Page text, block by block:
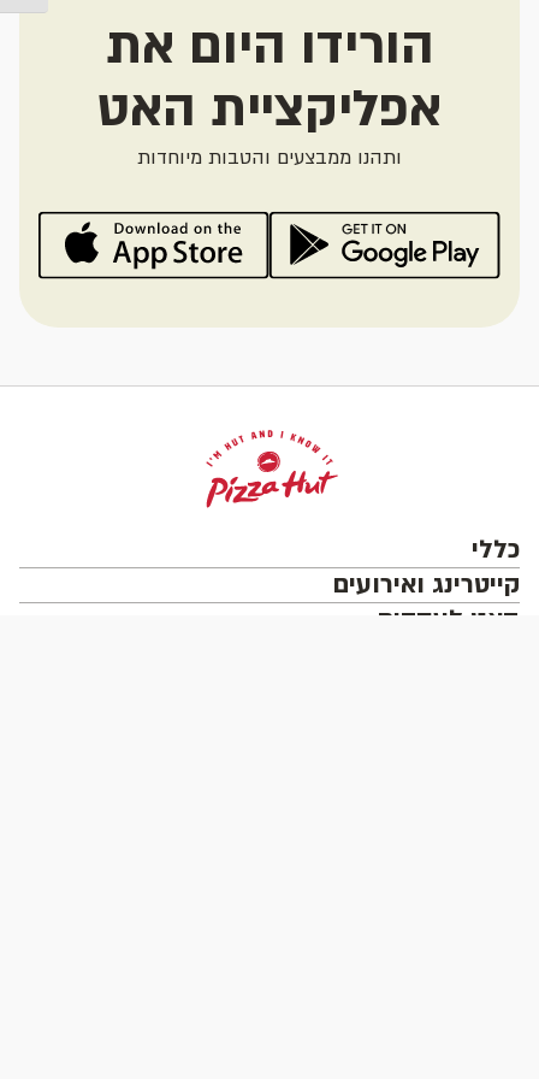
הורידו היום את
אפליקציית האט
ותהנו ממבצעים והטבות מיוחדות
כללי
קייטרינג ואירועים
האט לעסקים